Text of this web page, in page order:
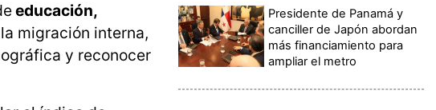
educación,
migración interna,
y reconocer
Presidente de Panamá y
canciller de Japón abordan
más financiamiento para
ampliar el metro